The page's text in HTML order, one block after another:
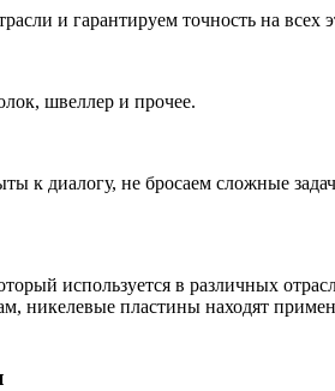
и гарантируем точность на всех
швеллер и прочее.
к диалогу, не бросаем сложные
используется в различных
никелевые пластины находят